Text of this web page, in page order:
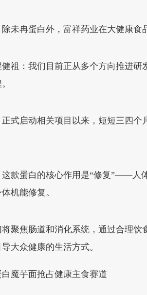
未冉蛋白外，富祥药业在大健康
祖：我们目前正从多个方向推进
正式启动相关项目以来，短短三四
款蛋白的核心作用是“修复”——人
机能修复。
聚焦肠道和消化系统，通过合理
大众健康的生活方式。
魔芋面抢占健康主食赛道